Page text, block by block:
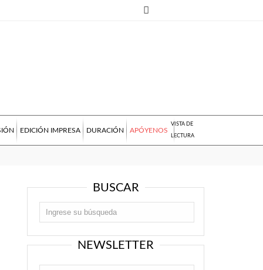
EDICIÓN IMPRESA DURACIÓN APÓYENOS
VISTA DE
LECTURA
BUSCAR
NEWSLETTER